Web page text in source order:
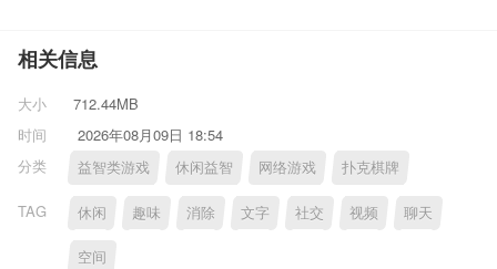
相关信息
大小
712.44MB
时间
2026年08月09日 18:54
分类
益智类游戏 休闲益智 网络游戏 扑克棋牌
TAG 休闲 趣味 消除 文字 社交 视频 聊天
空间